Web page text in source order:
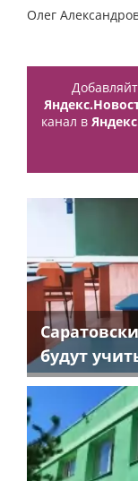
Олег
канал в
будут